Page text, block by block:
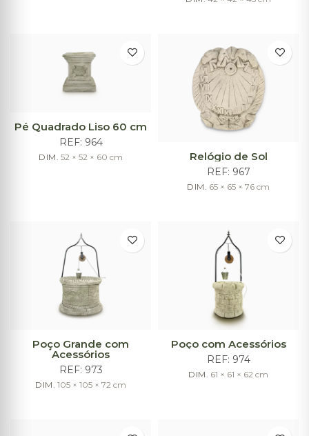
Pé Quadrado Liso 60 cm
REF: 964
DIM. 52 × 52 × 60 cm Relógio de Sol
REF: 967
DIM. 65 × 65 × 76 cm
Poço Grande com
Acessórios
REF: 973
DIM. 105 × 105 × 72 cm
Poço com Acessórios
REF: 974
DIM. 61 × 61 × 62 cm